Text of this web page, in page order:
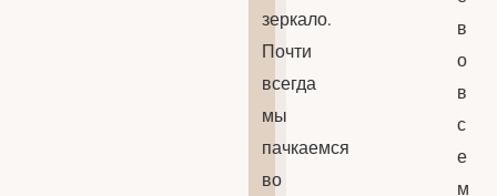
зеркало.
Почти
всегда
мы
пачкаемся
во
в
о
в
с
е
м